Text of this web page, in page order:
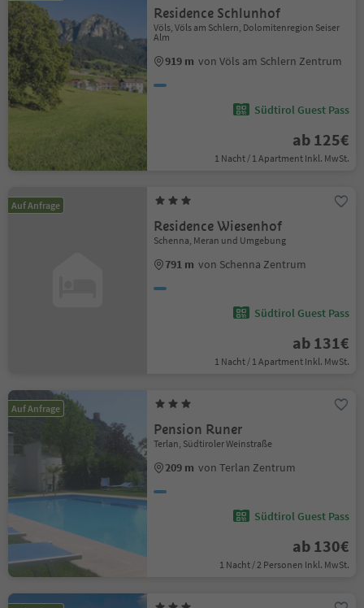
Residence Schlunhof
Völs, Völs am Schlern, Dolomitenregion Seiser
Alm
919 m von Völs am Schlern Zentrum
Südtirol Guest Pass
ab 125€
1 Nacht / 1 Apartment Inkl. MwSt.
Auf Anfrage
Residence Wiesenhof
Schenna, Meran und Umgebung
791 m von Schenna Zentrum
Südtirol Guest Pass
ab 131€
1 Nacht / 1 Apartment Inkl. MwSt.
Auf Anfrage
Pension Runer
Terlan, Südtiroler Weinstraße
209 m von Terlan Zentrum
Südtirol Guest Pass
ab 130€
1 Nacht / 2 Personen Inkl. MwSt.